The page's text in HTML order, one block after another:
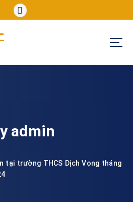
admin
tại trường THCS Dịch Vọng tháng